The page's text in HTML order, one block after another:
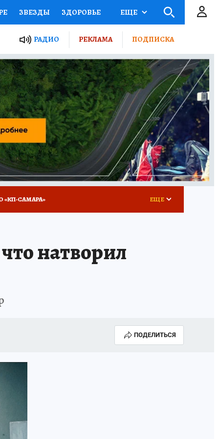
ЗВЕЗДЫ ЗДОРОВЬЕ
ПРОЕКТЫ РОССИИ
ПУТЕВОДИТЕЛЬ
ТУРИЗМ
ВСЕ О КП РАДИО КП
ЕЩЕ
РАДИО РЕКЛАМА ПОДПИСКА
«КП-САМАРА»
ДЕНЬ ПОБЕДЫ В САМАРЕ 2025
ЕЩЕ
натворил
ПОДЕЛИТЬСЯ